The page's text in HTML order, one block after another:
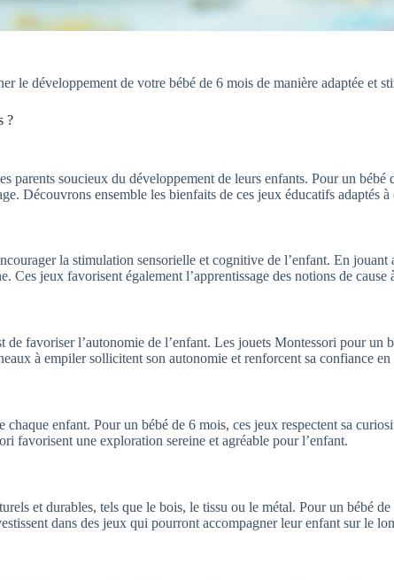
le développement de votre bébé de 6 mois de manière adaptée et
?
parents soucieux du développement de leurs enfants. Pour un
Découvrons ensemble les bienfaits de ces jeux éducatifs adaptés à
la stimulation sensorielle et cognitive de l’enfant. En
Ces jeux favorisent également l’apprentissage des notions de
favoriser l’autonomie de l’enfant. Les jouets Montessori pour
à empiler sollicitent son autonomie et renforcent sa confiance
enfant. Pour un bébé de 6 mois, ces jeux respectent sa
favorisent une exploration sereine et agréable pour l’enfant.
et durables, tels que le bois, le tissu ou le métal. Pour un bébé
dans des jeux qui pourront accompagner leur enfant sur le